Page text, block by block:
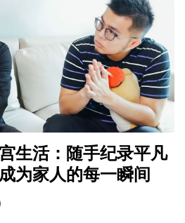
生活：随手纪录平凡
为家人的每一瞬间